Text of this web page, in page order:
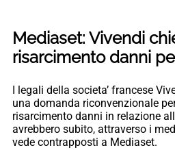
Mediaset: Vivendi
risarcimento danni
I legali della societa’ francese
una domanda riconvenzionale
risarcimento danni in relazione
avrebbero subito, attraverso i
vede contrapposti a Mediaset.